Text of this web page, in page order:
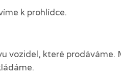
k prohlídce.
vozidel, které prodáváme.